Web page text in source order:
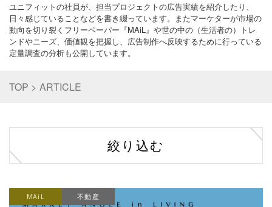
ユニフィットの社員が、担当プロジェクトの広告実績を紹介したり、
日々感じていることなどを書き綴っています。またマーケターが市場の
動向を切り裂くフリーペーパー『MAiL』や世の中の（生活者の）トレ
ンドやニーズ、価値観を把握し、広告制作へ反映するために行っている
定量調査の分析も公開しています。
TOP ARTICLE
絞り込む
MAiL 不動産